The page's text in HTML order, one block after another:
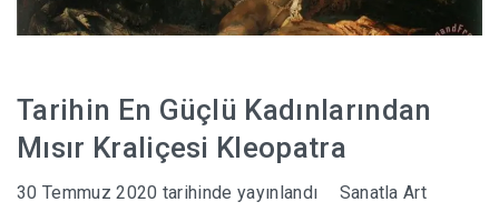
Tarihin En Güçlü Kadınlarından
Mısır Kraliçesi Kleopatra
30 Temmuz 2020 tarihinde yayınlandı
Sanatla Art